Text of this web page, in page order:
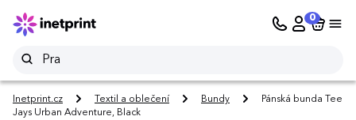
0
Inetprint.cz Textil a oblečení Bundy
Pánská bunda Tee
Jays Urban Adventure, Black